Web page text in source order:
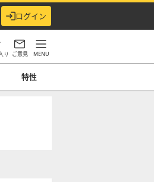
ログイン
り ご意見 MENU
特性